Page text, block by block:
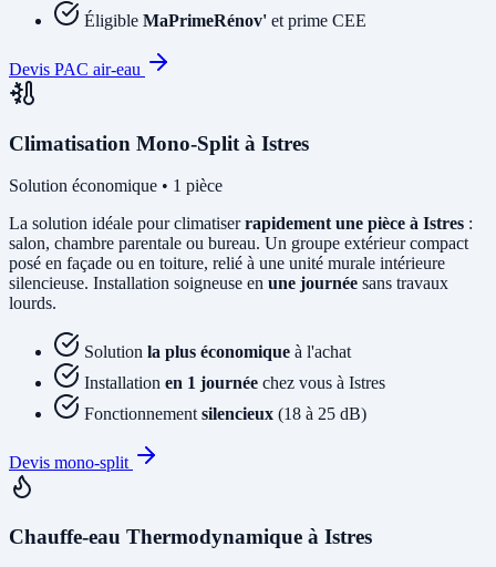
Éligible MaPrimeRénov' et prime CEE
Devis PAC air-eau
Climatisation Mono-Split à Istres
Solution économique • 1 pièce
La solution idéale pour climatiserrapidement une pièce à Istres :
salon, chambre parentale ou bureau. Un groupe extérieur compact
posé en façade ou en toiture, relié à une unité murale intérieure
silencieuse. Installation soigneuse en une journée sans travaux
lourds.
Solution la plus économique à l'achat
Installation en 1 journée chez vous à Istres
Fonctionnement silencieux (18 à 25 dB)
Devis mono-split
Chauffe-eau Thermodynamique à Istres